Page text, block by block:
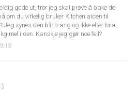
gode ut, tror jeg skal prøve å bake de
om du virkelig bruker Kitchen aiden til
Jeg synes den blir trang og ikke elter bra
mel i den. Kanskje jeg gjør noe feil?